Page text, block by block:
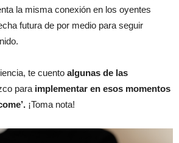
la misma conexión en los oyentes
futura de por medio para seguir
te cuento algunas de las
para implementar en esos momentos
¡Toma nota!